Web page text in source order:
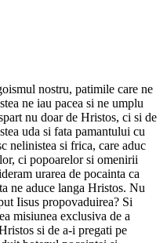
nostru, patimile care ne
ne iau pacea si ne umplu
nu doar de Hristos, ci si de
uda si fata pamantului cu
nelinistea si frica, care aduc
ci popoarelor si omenirii
urarea de pocainta ca
ne aduce langa Hristos. Nu
Iisus propovaduirea? Si
misiunea exclusiva de a
si de a-i pregati pe